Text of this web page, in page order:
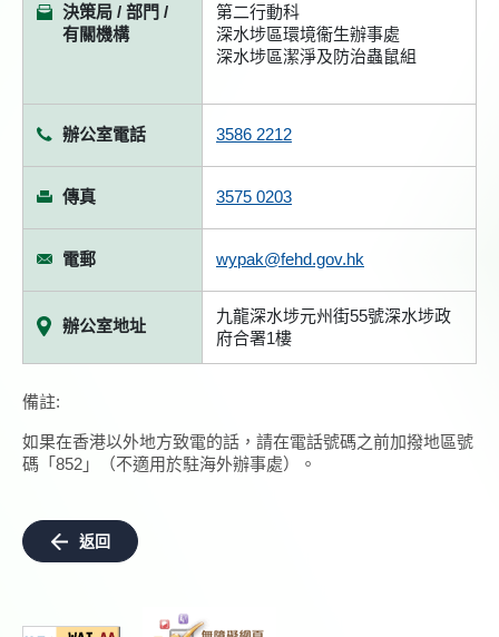
決策局 / 部門 /
有關機構
第二行動科
深水埗區環境衞生辦事處
深水埗區潔淨及防治蟲鼠組
辦公室電話 3586 2212
傳真 3575 0203
電郵 wypak@fehd.gov.hk
辦公室地址
九龍深水埗元州街55號深水埗政
府合署1樓
備註:
如果在香港以外地方致電的話，請在電話號碼之前加撥地區號
碼「852」（不適用於駐海外辦事處）。
返回